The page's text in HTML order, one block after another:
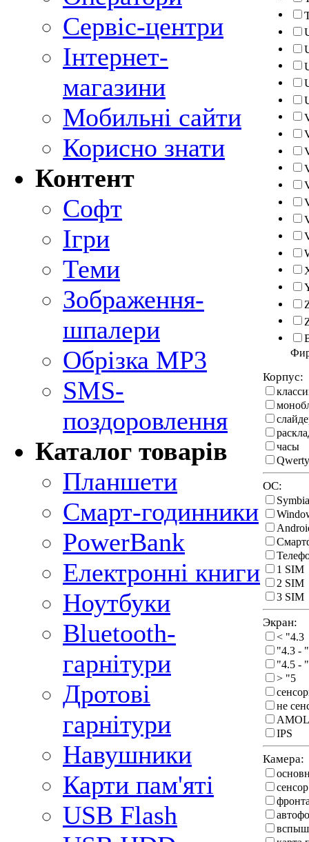
Сервіс-центри
Інтернет-
магазини
Мобильні сайти
Корисно знати
Контент
Софт
Ігри
Теми
Зображення-
шпалери
Обрізка MP3
SMS-
поздоровлення
Каталог товарів
Планшети
Смарт-годинники
PowerBank
Електронні книги
Ноутбуки
Bluetooth-
гарнітури
Дротові
гарнітури
Навушники
Карти пам'яті
USB Flash
Корпус:
часы
ОС:
1 SIM
2 SIM
3 SIM
Экран:
< "4.3
"4.3 -
"4.5 -
> "5
не
IPS
Камера: